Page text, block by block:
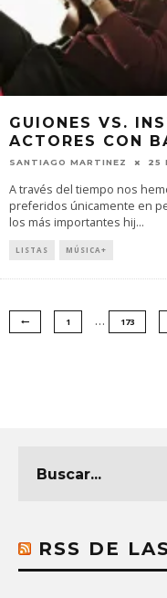
GUIONES VS.
ACTORES CON
SANTIAGO MARTINEZ 25
A través del tiempo nos
preferidos únicamente en
los más importantes hij...
LISTAS MÚSICA+
1 … 173
RSS DE